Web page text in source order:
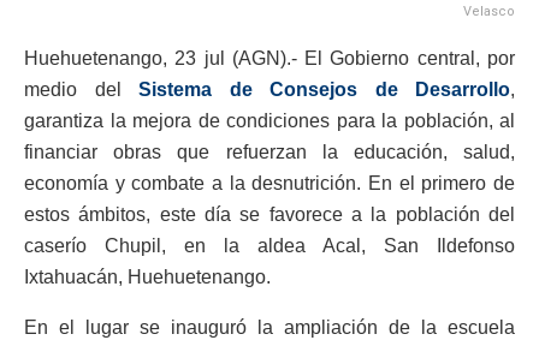
Velasco
Huehuetenango, 23 jul (AGN).- El Gobierno central, por
medio del
Sistema de Consejos de Desarrollo,
garantiza la mejora de condiciones para la población, al
financiar obras que refuerzan la educación, salud,
economía y combate a la desnutrición. En el primero de
estos ámbitos, este día se favorece a la población del
caserío Chupil, en la aldea Acal, San Ildefonso
Ixtahuacán, Huehuetenango.
En el lugar se inauguró la ampliación de la escuela